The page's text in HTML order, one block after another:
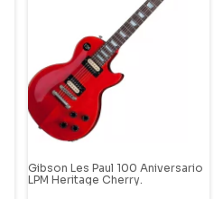
Gibson Les Paul 100 Aniversario
LPM Heritage Cherry.